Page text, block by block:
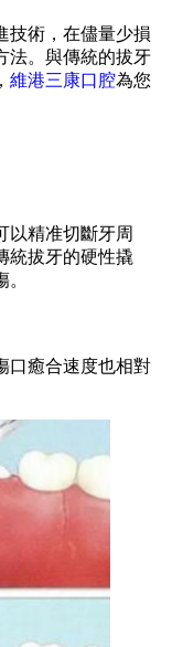
技術，在儘量少損
法。與傳統的拔牙
維港三康口腔為您
以精准切斷牙周
統拔牙的硬性撬
口癒合速度也相對